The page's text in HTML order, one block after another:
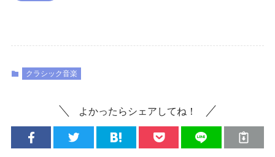
クラシック音楽
よかったらシェアしてね！